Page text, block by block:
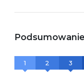
Podsumowanie
1
2
3